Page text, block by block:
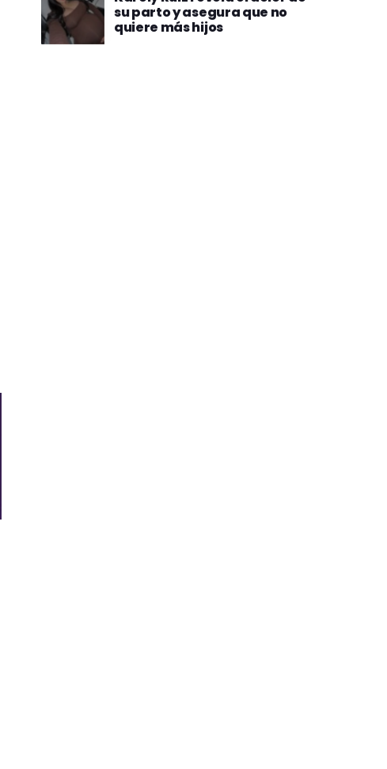
su parto y asegura que no
quiere más hijos